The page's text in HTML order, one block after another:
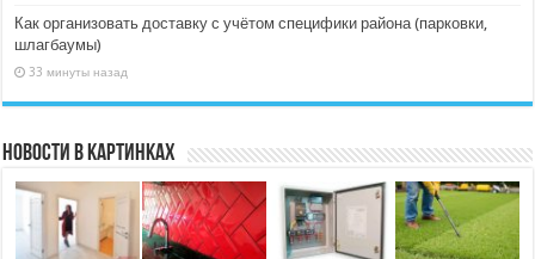
Как организовать доставку с учётом специфики района (парковки,
шлагбаумы)
33 минуты назад
Новости в картинках